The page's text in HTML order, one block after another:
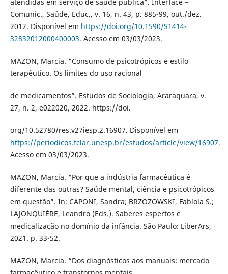
Comunic., Saúde, Educ., v. 16, n. 43, p. 885-99, out./dez.
2012. Disponível em https://doi.org/10.1590/S1414-
32832012000400003. Acesso em 03/03/2023.
MAZON, Marcia. “Consumo de psicotrópicos e estilo
terapêutico. Os limites do uso racional
de medicamentos”. Estudos de Sociologia, Araraquara, v.
27, n. 2, e022020, 2022. https://doi.
org/10.52780/res.v27iesp.2.16907. Disponível em
https://periodicos.fclar.unesp.br/estudos/article/view/16907.
Acesso em 03/03/2023.
MAZON, Marcia. “Por que a indústria farmacêutica é
diferente das outras? Saúde mental, ciência e psicotrópicos
em questão”. In: CAPONI, Sandra; BRZOZOWSKI, Fabíola S.;
LAJONQUIÈRE, Leandro (Eds.). Saberes espertos e
medicalização no domínio da infância. São Paulo: LiberArs,
2021. p. 33-52.
MAZON, Marcia. “Dos diagnósticos aos manuais: mercado